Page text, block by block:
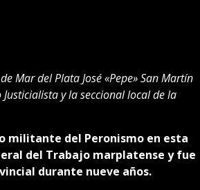
Mar del Plata José «Pepe» San Martín
y la seccional local de la
militante del Peronismo en esta
del Trabajo marplatense y fue
durante nueve años.